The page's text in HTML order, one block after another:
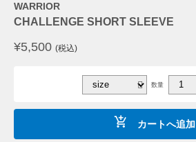
WARRIOR
CHALLENGE SHORT SLEEVE
¥5,500 (税込)
数量
カートへ追加